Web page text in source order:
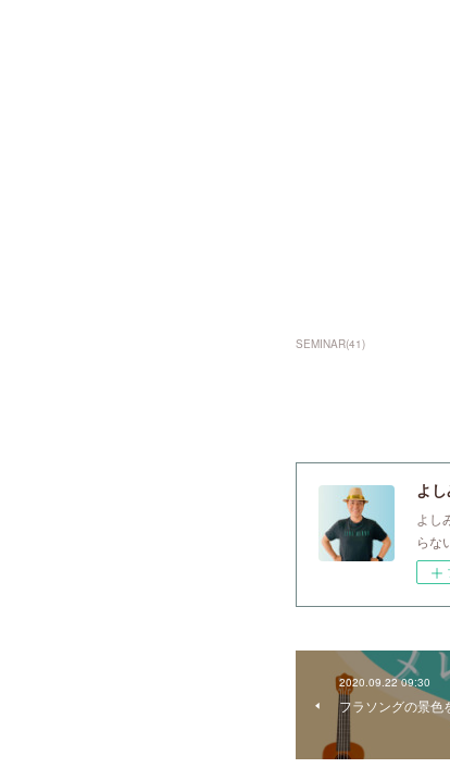
SEMINAR(41)
よ
よし
らな
2020.09.22 09:30
フラソングの景色